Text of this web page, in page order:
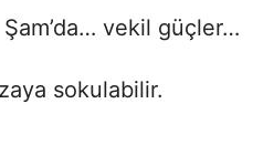
vekil güçler…
sokulabilir.